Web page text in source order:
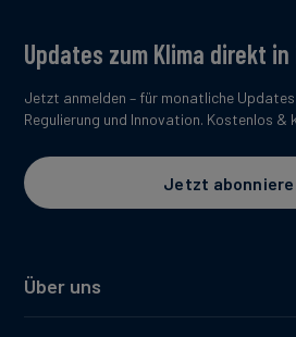
Über uns
Updates zum Klima direkt
Jetzt anmelden – für monatliche
Regulierung und Innovation. Kostenlos &
Jetzt